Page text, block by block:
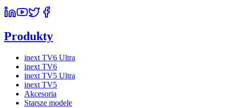
Produkty
inext TV6 Ultra
inext TV6
inext TV5 Ultra
inext TV5
Akcesoria
Starsze modele